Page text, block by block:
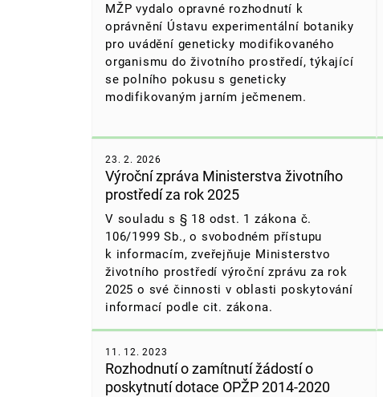
MŽP vydalo opravné rozhodnutí k
oprávnění Ústavu experimentální botaniky
pro uvádění geneticky modifikovaného
organismu do životního prostředí, týkající
se polního pokusu s geneticky
modifikovaným jarním ječmenem.
Výroční zpráva Ministerstva životního
prostředí za rok 2025
V souladu s § 18 odst. 1 zákona č.
106/1999 Sb., o svobodném přístupu
k informacím, zveřejňuje Ministerstvo
životního prostředí výroční zprávu za rok
2025 o své činnosti v oblasti poskytování
informací podle cit. zákona.
23. 2. 2026
Rozhodnutí o zamítnutí žádostí o
poskytnutí dotace OPŽP 2014-2020
11. 12. 2023